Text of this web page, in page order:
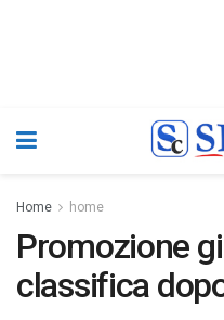
Home home
Promozione
classifica